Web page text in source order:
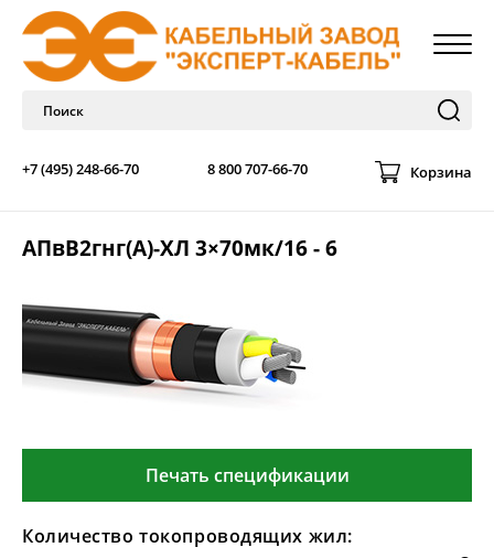
+7 (495) 248-66-70 8 800 707-66-70 Корзина
АПвВ2гнг(А)-ХЛ 3×70мк/16 - 6
Печать спецификации
Количество токопроводящих жил: